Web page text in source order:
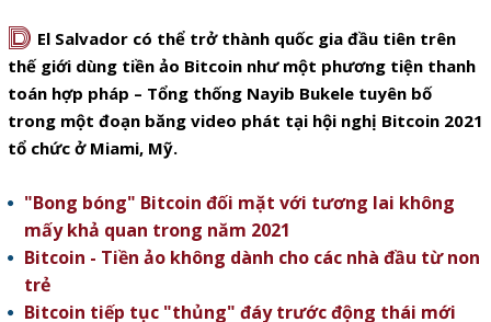
D El Salvador có thể trở thành quốc gia đầu tiên trên
thế giới dùng tiền ảo Bitcoin như một phương tiện thanh
toán hợp pháp – Tổng thống Nayib Bukele tuyên bố
trong một đoạn băng video phát tại hội nghị Bitcoin 2021
tổ chức ở Miami, Mỹ.
"Bong bóng" Bitcoin đối mặt với tương lai không
mấy khả quan trong năm 2021
Bitcoin - Tiền ảo không dành cho các nhà đầu từ non
trẻ
Bitcoin tiếp tục "thủng" đáy trước động thái mới